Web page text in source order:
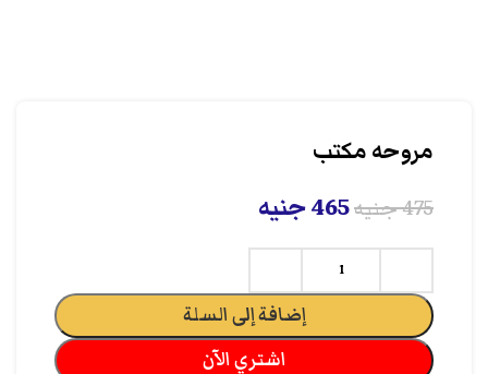
مروحه مكتب
475جنيه465جنيه
إضافة إلى السلة
اشتري الآن